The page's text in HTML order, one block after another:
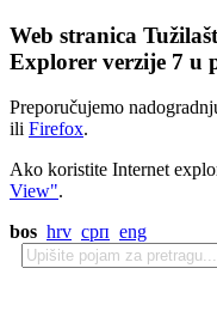
Web stranica
Explorer verzije 7 u
Preporučujemo
ili Firefox.
Ako koristite Internet
View".
bos hrv срп eng